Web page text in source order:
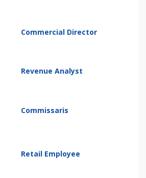
Commercial Director
Revenue Analyst
Commissaris
Retail Employee